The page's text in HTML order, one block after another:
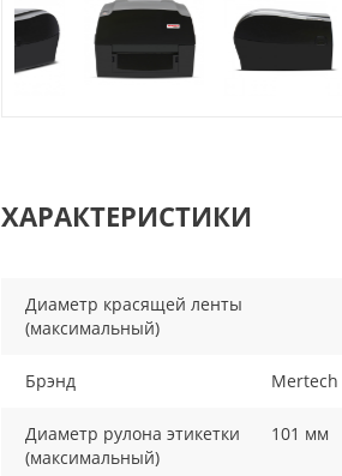
ХАРАКТЕРИСТИКИ
Диаметр красящей ленты
(максимальный)
Брэнд Mertech
Диаметр рулона этикетки
(максимальный)
101 мм